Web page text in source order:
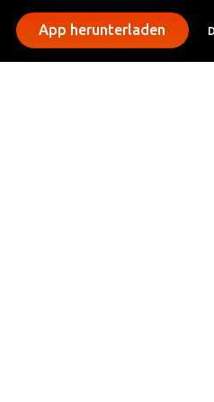
App herunterladen